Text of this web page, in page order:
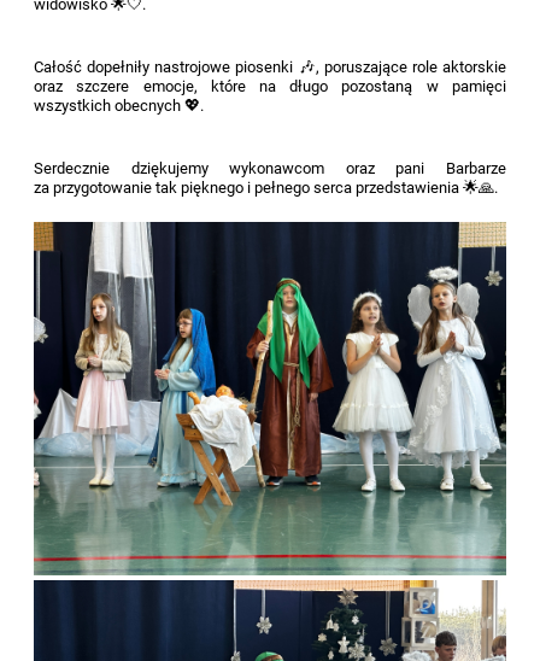
widowisko 🌟🤍.
Całość dopełniły nastrojowe piosenki 🎶, poruszające role aktorskie
oraz szczere emocje, które na długo pozostaną w pamięci
wszystkich obecnych 💖.
Serdecznie dziękujemy wykonawcom oraz pani Barbarze
za przygotowanie tak pięknego i pełnego serca przedstawienia 🌟🙏.